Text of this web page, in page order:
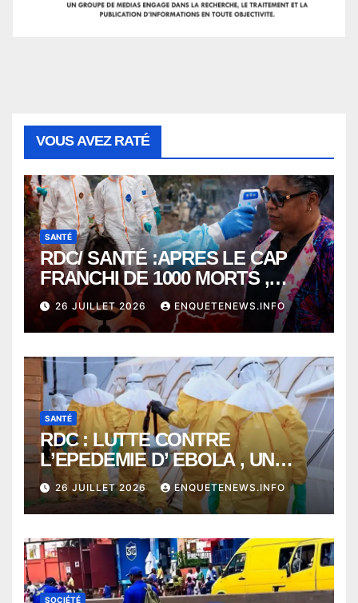
VOUS AVEZ RATÉ
SANTÉ
RDC/ SANTÉ :APRES LE CAP
FRANCHI DE 1000 MORTS ,
EBOLA BAT SON RECORD AVEC
PLUS DE 400 DÉCÈS EN
SEULEMENT UNE SEMAINE
26 JUILLET 2026 ENQUETENEWS.INFO
SANTÉ
RDC : LUTTE CONTRE
L’EPEDEMIE D’ EBOLA , UN
MÉDECIN DE PLUS SUCCOMBE
À BUNIA
26 JUILLET 2026 ENQUETENEWS.INFO
SOCIÉTÉ